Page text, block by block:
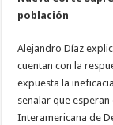
población
Alejandro Díaz
cuentan con la
expuesta la
señalar que
Interamericana de